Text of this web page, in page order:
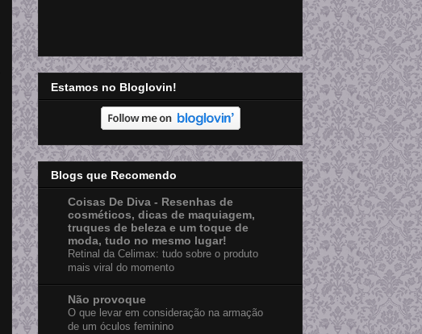
Estamos no Bloglovin!
Blogs que Recomendo
Coisas De Diva - Resenhas de
cosméticos, dicas de maquiagem,
truques de beleza e um toque de
moda, tudo no mesmo lugar!
Retinal da Celimax: tudo sobre o produto
mais viral do momento
Não provoque
O que levar em consideração na armação
de um óculos feminino